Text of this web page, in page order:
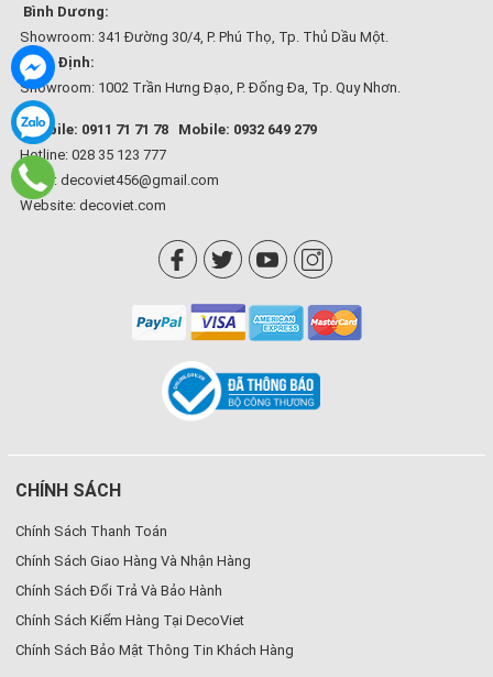
Bình Dương:
Showroom: 341 Đường 30/4, P. Phú Thọ, Tp. Thủ Dầu Một.
Bình Định:
Showroom: 1002 Trần Hưng Đạo, P. Đống Đa, Tp. Quy Nhơn.
Mobile: 0911 71 71 78
Mobile: 0932 649 279
Hotline: 028 35 123 777
Email: decoviet456@gmail.com
Website: decoviet.com
CHÍNH SÁCH
Chính Sách Thanh Toán
Chính Sách Giao Hàng Và Nhận Hàng
Chính Sách Đổi Trả Và Bảo Hành
Chính Sách Kiểm Hàng Tại DecoViet
Chính Sách Bảo Mật Thông Tin Khách Hàng